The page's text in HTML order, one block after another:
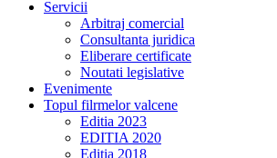
Servicii
Arbitraj comercial
Consultanta juridica
Eliberare certificate
Noutati legislative
Evenimente
Topul filrmelor valcene
Editia 2023
EDITIA 2020
Editia 2018